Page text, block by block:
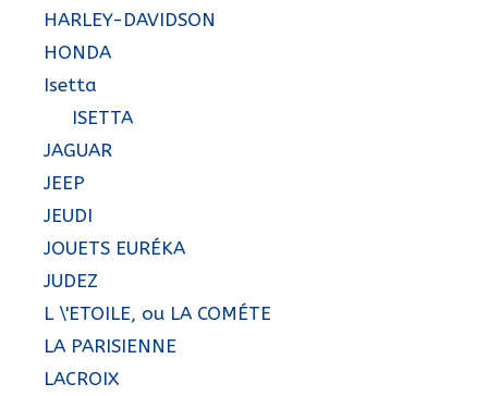
HARLEY-DAVIDSON
HONDA
Isetta
ISETTA
JAGUAR
JEEP
JEUDI
JOUETS EURÉKA
JUDEZ
L \'ETOILE, ou LA COMÉTE
LA PARISIENNE
LACROIX